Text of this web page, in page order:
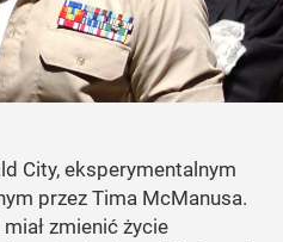
City, eksperymentalnym
przez Tima McManusa.
zmienić życie